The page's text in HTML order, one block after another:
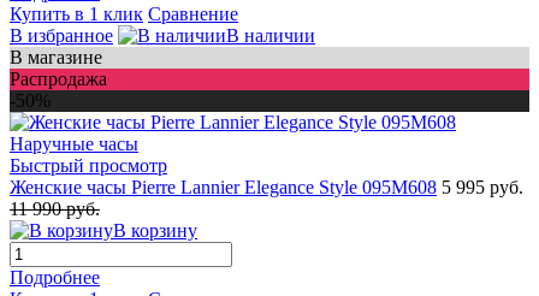
Купить в 1 клик Сравнение
В избранное
В наличии
В магазине
Распродажа
-50%
Быстрый просмотр
Женские часы Pierre Lannier Elegance Style 095M608 5 995 руб.
11 990 руб.
В корзину
Подробнее